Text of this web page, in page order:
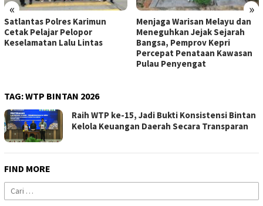
« »
Satlantas Polres Karimun
Cetak Pelajar Pelopor
Keselamatan Lalu Lintas
Menjaga Warisan Melayu dan
Meneguhkan Jejak Sejarah
Bangsa, Pemprov Kepri
Percepat Penataan Kawasan
Pulau Penyengat
TAG:WTP BINTAN 2026
Raih WTP ke-15, Jadi Bukti Konsistensi Bintan
Kelola Keuangan Daerah Secara Transparan
FIND MORE
Cari
untuk: